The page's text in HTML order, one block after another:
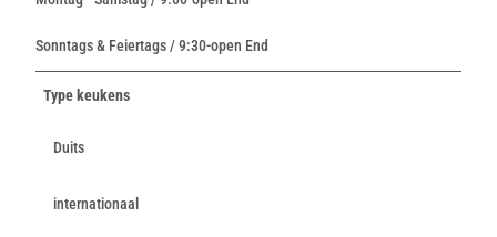
Sonntags & Feiertags / 9:30-open End
Type keukens
Duits
internationaal